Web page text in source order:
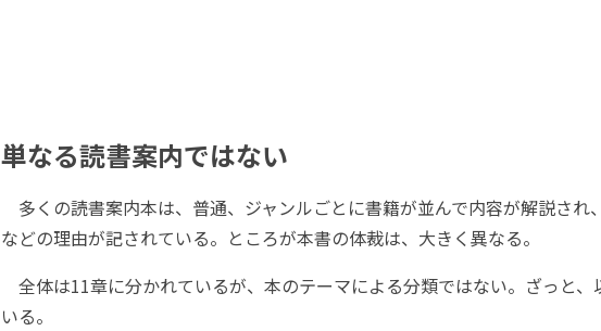
単なる読書案内ではない
多くの読書案内本は、普通、ジャンルごとに書籍が並んで内容が解説され
などの理由が記されている。ところが本書の体裁は、大きく異なる。
全体は11章に分かれているが、本のテーマによる分類ではない。ざっと、
いる。